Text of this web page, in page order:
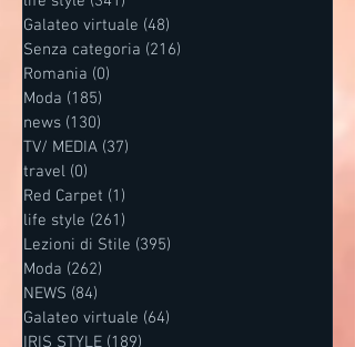
Galateo virtuale (48)
Senza categoria (216)
Romania (0)
Moda (185)
news (130)
TV/ MEDIA (37)
travel (0)
Red Carpet (1)
life style (261)
Lezioni di Stile (395)
Moda (262)
NEWS (84)
Galateo virtuale (64)
IRIS STYLE (189)